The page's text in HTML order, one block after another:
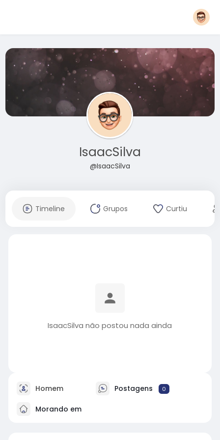
IsaacSilva
@IsaacSilva
Timeline Grupos Curtiu
IsaacSilva não postou nada ainda
Homem Postagens 0
Morando em